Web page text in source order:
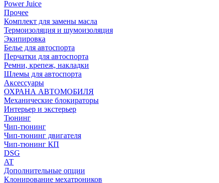
Power Juice
Прочее
Комплект для замены масла
Термоизоляция и шумоизоляция
Экипировка
Белье для автоспорта
Перчатки для автоспорта
Ремни, крепеж, накладки
Шлемы для автоспорта
Аксессуары
ОХРАНА АВТОМОБИЛЯ
Механические блокираторы
Интерьер и экстерьер
Тюнинг
Чип-тюнинг
Чип-тюнинг двигателя
Чип-тюнинг КП
DSG
AT
Дополнительные опции
Клонирование мехатроников